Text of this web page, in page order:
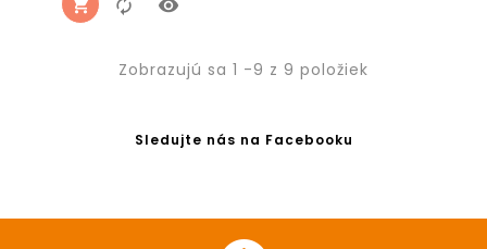
Zobrazujú sa 1 -9 z 9 položiek
Sledujte nás na Facebooku